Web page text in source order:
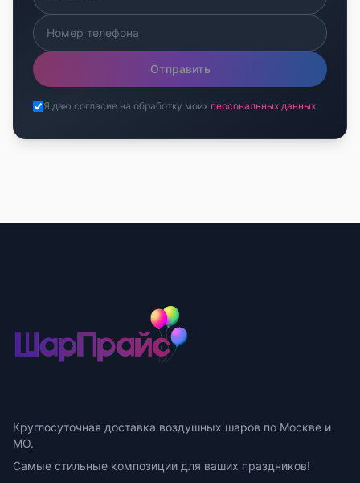
Отправить
Я даю согласие на обработку моих персональных данных
Круглосуточная доставка воздушных шаров по Москве и
МО.
Самые стильные композиции для ваших праздников!